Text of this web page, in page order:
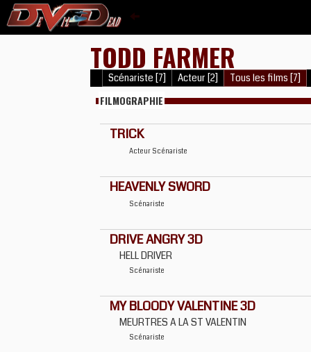
TODD FARMER
Scénariste [7] Acteur [2] Tous les films [7]
FILMOGRAPHIE
TRICK
Acteur Scénariste
HEAVENLY SWORD
Scénariste
DRIVE ANGRY 3D
HELL DRIVER
Scénariste
MY BLOODY VALENTINE 3D
MEURTRES A LA ST VALENTIN
Scénariste